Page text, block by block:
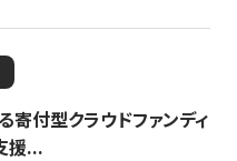
寄付型クラウドファンディ
援...